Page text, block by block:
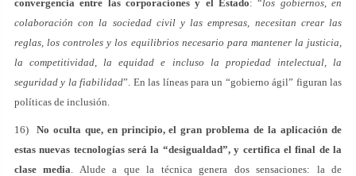
convergencia entre las corporaciones y el Estado: “los gobiernos, en
colaboración con la sociedad civil y las empresas, necesitan crear las
reglas, los controles y los equilibrios necesario para mantener la justicia,
la competitividad, la equidad e incluso la propiedad intelectual, la
seguridad y la fiabilidad”. En las líneas para un “gobierno ágil” figuran las
políticas de inclusión.
16) No oculta que, en principio, el gran problema de la aplicación de
estas nuevas tecnologías será la “desigualdad”, y certifica el final de la
clase media. Alude a que la técnica genera dos sensaciones: la de